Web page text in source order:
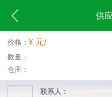
供
价格： ¥ 元/
数量：
仓库：
联系人：